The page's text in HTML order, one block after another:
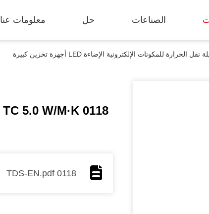
الصناعات حل معلومات عنا
0118 TDS-EN.pdf